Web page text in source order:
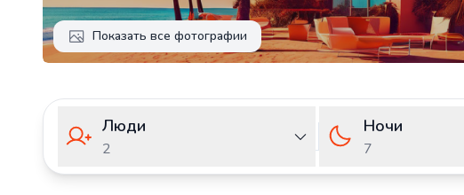
Показать все фотографии
Люди
2
Ночи
7